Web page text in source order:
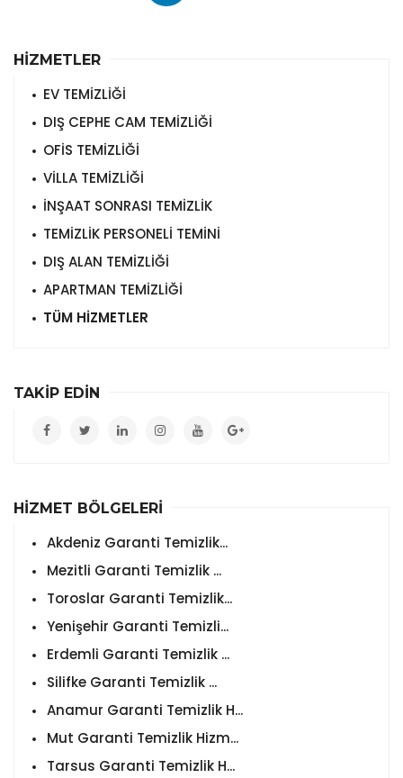
HİZMETLER
EV TEMİZLİĞİ
DIŞ CEPHE CAM TEMİZLİĞİ
OFİS TEMİZLİĞİ
VİLLA TEMİZLİĞİ
İNŞAAT SONRASI TEMİZLİK
TEMİZLİK PERSONELİ TEMİNİ
DIŞ ALAN TEMİZLİĞİ
APARTMAN TEMİZLİĞİ
TÜM HİZMETLER
TAKİP EDİN
HİZMET BÖLGELERİ
Akdeniz Garanti Temizlik...
Mezitli Garanti Temizlik ...
Toroslar Garanti Temizlik...
Yenişehir Garanti Temizli...
Erdemli Garanti Temizlik ...
Silifke Garanti Temizlik ...
Anamur Garanti Temizlik H...
Mut Garanti Temizlik Hizm...
Tarsus Garanti Temizlik H...